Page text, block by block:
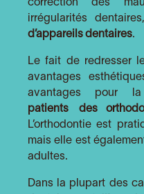
correction des
irrégularités
d’appareils dentaires.
Le fait de redresser
avantages
avantages pour
patients
des
L’orthodontie est
mais elle est
adultes.
Dans la plupart des